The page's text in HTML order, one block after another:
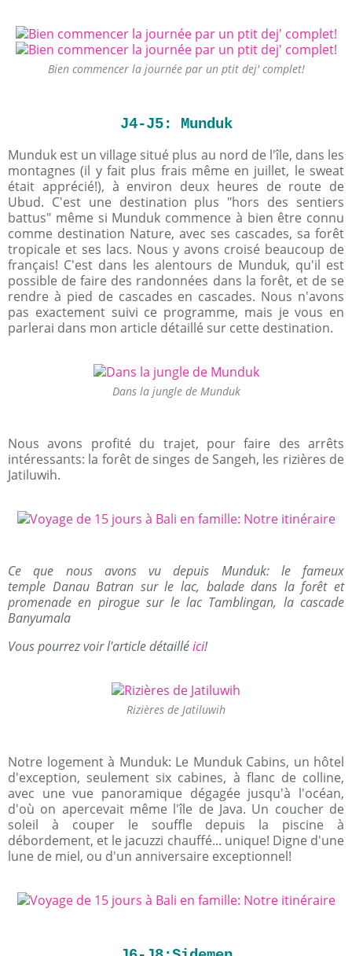
Bien commencer la journée par un ptit dej' complet!
J4-J5: Munduk
Munduk est un village situé plus au nord de l'île, dans les
montagnes (il y fait plus frais même en juillet, le sweat
était apprécié!), à environ deux heures de route de
Ubud. C'est une destination plus "hors des sentiers
battus" même si Munduk commence à bien être connu
comme destination Nature, avec ses cascades, sa forêt
tropicale et ses lacs. Nous y avons croisé beaucoup de
français! C'est dans les alentours de Munduk, qu'il est
possible de faire des randonnées dans la forêt, et de se
rendre à pied de cascades en cascades. Nous n'avons
pas exactement suivi ce programme, mais je vous en
parlerai dans mon article détaillé sur cette destination.
Dans la jungle de Munduk
Nous avons profité du trajet, pour faire des arrêts
intéressants: la forêt de singes de Sangeh, les rizières de
Jatiluwih.
Ce que nous avons vu depuis Munduk: le fameux
temple Danau Batran sur le lac, balade dans la forêt et
promenade en pirogue sur le lac Tamblingan, la cascade
Banyumala
Vous pourrez voir l'article détailléici!
Rizières de Jatiluwih
Notre logement à Munduk: Le Munduk Cabins, un hôtel
d'exception, seulement six cabines, à flanc de colline,
avec une vue panoramique dégagée jusqu'à l'océan,
d'où on apercevait même l'île de Java. Un coucher de
soleil à couper le souffle depuis la piscine à
débordement, et le jacuzzi chauffé... unique! Digne d'une
lune de miel, ou d'un anniversaire exceptionnel!